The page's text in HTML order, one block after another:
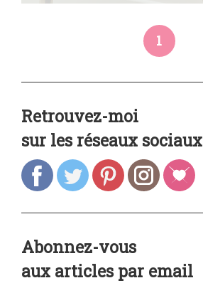
1
Retrouvez-moi
sur les réseaux sociaux
Abonnez-vous
aux articles par email